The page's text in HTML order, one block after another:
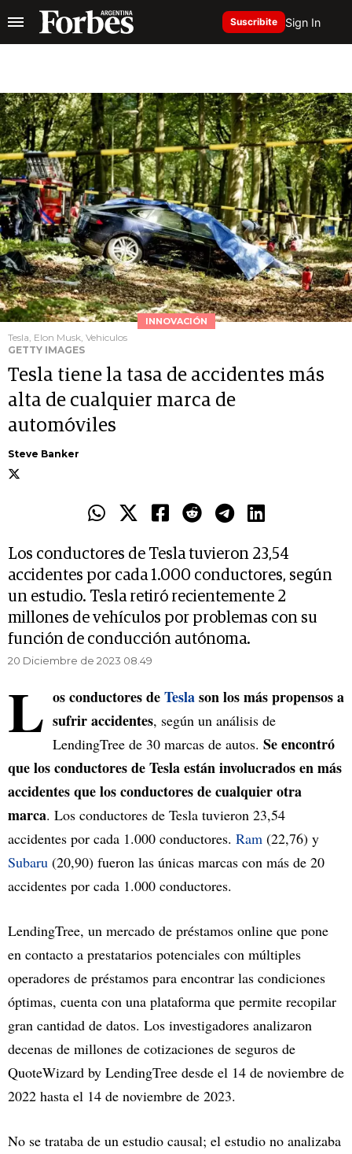
Suscribite Sign In
INNOVACIÓN
Tesla, Elon Musk, Vehiculos
GETTY IMAGES
Tesla tiene la tasa de accidentes más
alta de cualquier marca de
automóviles
Steve Banker
Los conductores de Tesla tuvieron 23,54
accidentes por cada 1.000 conductores, según
un estudio. Tesla retiró recientemente 2
millones de vehículos por problemas con su
función de conducción autónoma.
20 Diciembre de 2023 08.49
L os conductores deTeslason los más propensos a
sufrir accidentes, según un análisis de
LendingTree de 30 marcas de autos. Se encontró
que los conductores de Tesla están involucrados en más
accidentes que los conductores de cualquier otra
marca. Los conductores de Tesla tuvieron 23,54
accidentes por cada 1.000 conductores. Ram (22,76) y
Subaru (20,90) fueron las únicas marcas con más de 20
accidentes por cada 1.000 conductores.
LendingTree, un mercado de préstamos online que pone
en contacto a prestatarios potenciales con múltiples
operadores de préstamos para encontrar las condiciones
óptimas, cuenta con una plataforma que permite recopilar
gran cantidad de datos. Los investigadores analizaron
decenas de millones de cotizaciones de seguros de
QuoteWizard by LendingTree desde el 14 de noviembre de
2022 hasta el 14 de noviembre de 2023.
No se trataba de un estudio causal; el estudio no analizaba